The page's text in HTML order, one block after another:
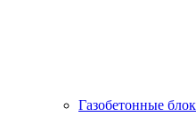
Газобетонные